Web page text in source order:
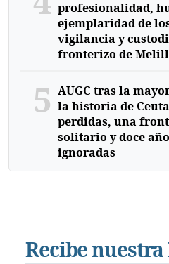
profesionalidad,
ejemplaridad de
vigilancia y
fronterizo de
5 AUGC tras la
la historia de
perdidas, una
solitario y doce
ignoradas
Recibe